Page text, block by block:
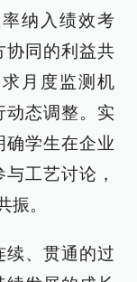
纳入绩效考
协同的利益共
月度监测机
动态调整。实
确学生在企业
工艺讨论，
振。
续、贯通的过